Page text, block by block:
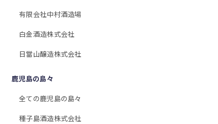
有限会社中村酒造場
白金酒造株式会社
日當山醸造株式会社
鹿児島の島々
全ての鹿児島の島々
種子島酒造株式会社